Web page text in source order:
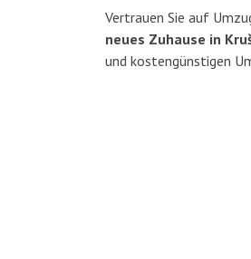
Vertrauen Sie auf
neues Zuhause in
und kostengünstigen